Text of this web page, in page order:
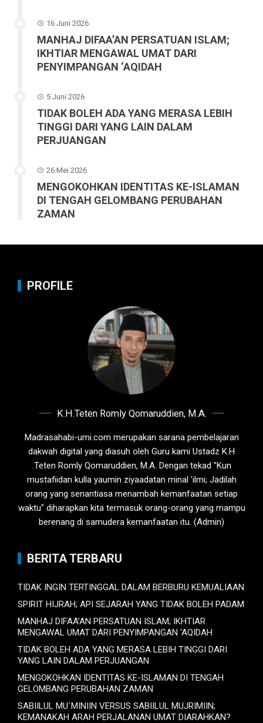
16 Juni 2026
MANHAJ DIFAA’AN PERSATUAN ISLAM;
IKHTIAR MENGAWAL UMAT DARI
PENYIMPANGAN ‘AQIDAH
5 Juni 2026
TIDAK BOLEH ADA YANG MERASA LEBIH
TINGGI DARI YANG LAIN DALAM
PERJUANGAN
26 Mei 2026
MENGOKOHKAN IDENTITAS KE-ISLAMAN
DI TENGAH GELOMBANG PERUBAHAN
ZAMAN
PROFILE
K.H.Teten Romly Qomaruddien, M.A.
Madrasahabi-umi.com merupakan sarana pembelajaran
dakwah digital yang diasuh oleh Guru kami Ustadz K.H
.Teten Romly Qomaruddien, M.A. Dengan tekad "Kun
mustafiidan kulla yaumin ziyaadatan minal 'ilmi; Jadilah
orang yang senantiasa menambah kemanfaatan setiap
waktu" diharapkan kita termasuk orang-orang yang mampu
berenang di samudera kemanfaatan itu. (Admin)
BERITA TERBARU
TIDAK INGIN TERTINGGAL DALAM BERBURU KEMUALIAAN
SPIRIT HIJRAH; API SEJARAH YANG TIDAK BOLEH PADAM
MANHAJ DIFAA’AN PERSATUAN ISLAM; IKHTIAR
MENGAWAL UMAT DARI PENYIMPANGAN ‘AQIDAH
TIDAK BOLEH ADA YANG MERASA LEBIH TINGGI DARI
YANG LAIN DALAM PERJUANGAN
MENGOKOHKAN IDENTITAS KE-ISLAMAN DI TENGAH
GELOMBANG PERUBAHAN ZAMAN
SABIILUL MU`MINIIN VERSUS SABIILUL MUJRIMIIN;
KEMANAKAH ARAH PERJALANAN UMAT DIARAHKAN?